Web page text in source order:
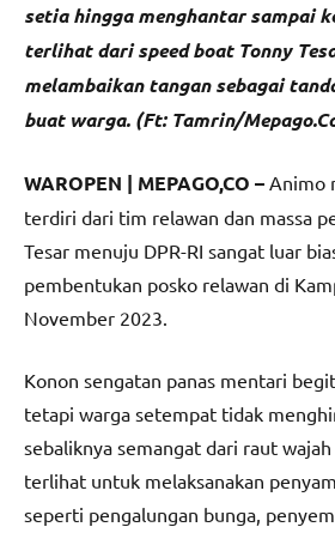
setia hingga menghantar sampai
terlihat dari speed boat Tonny
melambaikan tangan sebagai
buat warga. (Ft: Tamrin/
WAROPEN | MEPAGO,CO – Animo
terdiri dari tim relawan dan massa
Tesar menuju DPR-RI sangat luar
pembentukan posko relawan di
November 2023.
Konon sengatan panas mentari
tetapi warga setempat tidak
sebaliknya semangat dari raut
terlihat untuk melaksanakan
seperti pengalungan bunga,